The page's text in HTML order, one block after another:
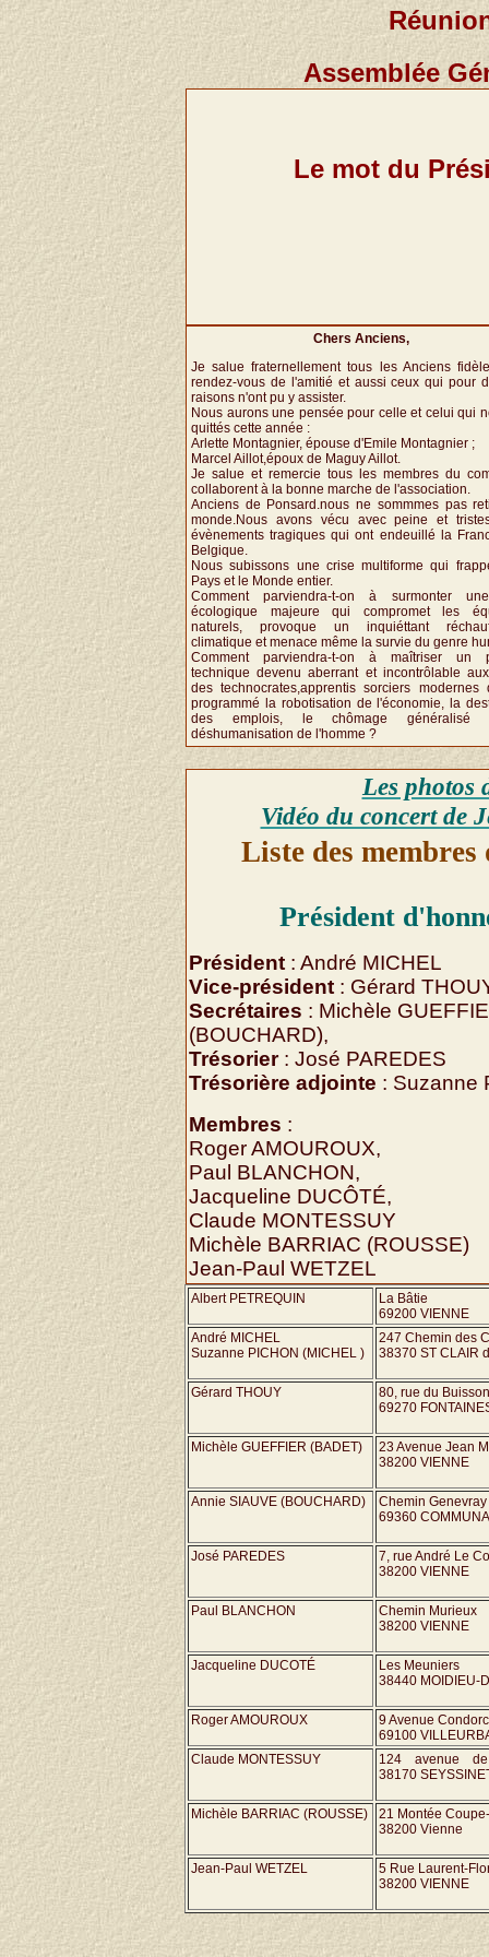
Assemblée
Le mot du
Chers Anciens,
Je salue fraternellement tous les Anciens
rendez-vous de l'amitié et aussi ceux qui pour
raisons n'ont pu y assister.
Nous aurons une pensée pour celle et celui qui
quittés cette année :
Arlette Montagnier, épouse d'Emile Montagnier ;
Marcel Aillot,époux de Maguy Aillot.
Je salue et remercie tous les membres du
collaborent à la bonne marche de l'association.
Anciens de Ponsard.nous ne sommmes pas
monde.Nous avons vécu avec peine et
évènements tragiques qui ont endeuillé la
Belgique.
Nous subissons une crise multiforme qui
Pays et le Monde entier.
Comment parviendra-t-on à surmonter
écologique majeure qui compromet les
naturels, provoque un inquiéttant
climatique et menace même la survie du genre
Comment parviendra-t-on à maîtriser un
technique devenu aberrant et incontrôlable
des technocrates,apprentis sorciers modernes
programmé la robotisation de l'économie, la
des emplois, le chômage
déshumanisation de l'homme ?
Les photos
Vidéo du concert de
Liste des
Président
Président : André MICHEL
Vice-président : Gérard
Secrétaires : Michèle
(BOUCHARD),
Trésorier: José PAREDES
Trésorière adjointe : Suzanne
Membres :
Roger AMOUROUX,
Paul BLANCHON,
Jacqueline DUCÔTÉ,
Claude MONTESSUY
Michèle BARRIAC (ROUSSE)
Jean-Paul WETZEL
Albert PETREQUIN
La Bâtie
69200 VIENNE
André MICHEL
Suzanne PICHON (MICHEL )
247 Chemin des
38370 ST CLAIR
Gérard THOUY
80, rue du Buisson
69270
Michèle GUEFFIER (BADET)
23 Avenue Jean
38200 VIENNE
Annie SIAUVE (BOUCHARD)
Chemin Genevray
69360
José PAREDES
7, rue André Le
38200 VIENNE
Paul BLANCHON
Chemin Murieux
38200 VIENNE
Jacqueline DUCOTÉ
Les Meuniers
38440 MOIDIEU-
Roger AMOUROUX
9 Avenue
69100
Claude MONTESSUY
124 avenue
38170
Michèle BARRIAC (ROUSSE)
21 Montée
38200 Vienne
Jean-Paul WETZEL
5 Rue Laurent-
38200 VIENNE